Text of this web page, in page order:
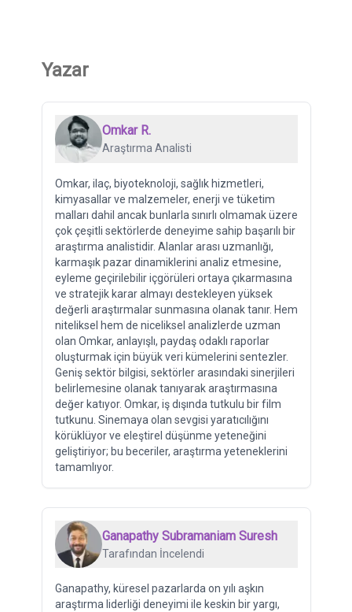
Yazar
Omkar R.
Araştırma Analisti
Omkar, ilaç, biyoteknoloji, sağlık hizmetleri,
kimyasallar ve malzemeler, enerji ve tüketim
malları dahil ancak bunlarla sınırlı olmamak üzere
çok çeşitli sektörlerde deneyime sahip başarılı bir
araştırma analistidir. Alanlar arası uzmanlığı,
karmaşık pazar dinamiklerini analiz etmesine,
eyleme geçirilebilir içgörüleri ortaya çıkarmasına
ve stratejik karar almayı destekleyen yüksek
değerli araştırmalar sunmasına olanak tanır. Hem
niteliksel hem de niceliksel analizlerde uzman
olan Omkar, anlayışlı, paydaş odaklı raporlar
oluşturmak için büyük veri kümelerini sentezler.
Geniş sektör bilgisi, sektörler arasındaki sinerjileri
belirlemesine olanak tanıyarak araştırmasına
değer katıyor. Omkar, iş dışında tutkulu bir film
tutkunu. Sinemaya olan sevgisi yaratıcılığını
körüklüyor ve eleştirel düşünme yeteneğini
geliştiriyor; bu beceriler, araştırma yeteneklerini
tamamlıyor.
Ganapathy Subramaniam Suresh
Tarafından İncelendi
Ganapathy, küresel pazarlarda on yılı aşkın
araştırma liderliği deneyimi ile keskin bir yargı,